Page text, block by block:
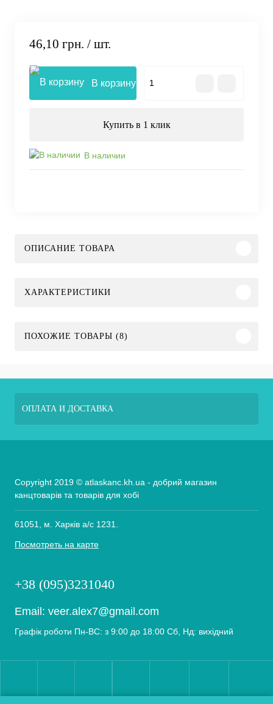
46,10 грн. / шт.
В корзину
Купить в 1 клик
В наличии
ОПИСАНИЕ ТОВАРА
ХАРАКТЕРИСТИКИ
ПОХОЖИЕ ТОВАРЫ (8)
ОПЛАТА И ДОСТАВКА
Copyright 2019 © atlaskanc.kh.ua - добрий магазин
канцтоварів та товарів для хобі
61051, м. Харків а/с 1231.
Посмотреть на карте
+38 (095)3231040
Email: veer.alex7@gmail.com
Графік роботи Пн-ВС: з 9:00 до 18:00 Сб, Нд: вихідний